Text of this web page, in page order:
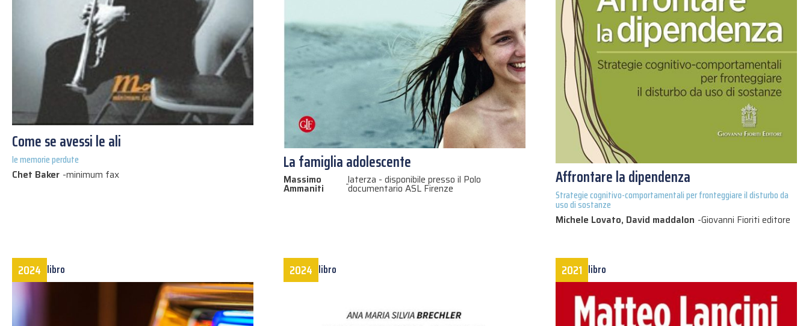
Come se avessi le ali
le memorie perdute
Chet Baker -minimum fax
La famiglia adolescente
Massimo
Ammaniti -laterza - disponibile presso il Polo
documentario ASL Firenze Affrontare la dipendenza
Strategie cognitivo-comportamentali per fronteggiare il disturbo da
uso di sostanze
Michele Lovato, David maddalon -Giovanni Fioriti editore
2024 libro 2024 libro 2021 libro